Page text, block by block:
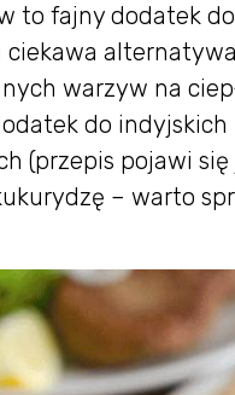
to fajny dodatek
ciekawa
warzyw na
do indyjskich
(przepis pojawi
– warto